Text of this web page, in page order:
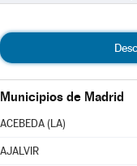
Municipios de Madrid
ACEBEDA (LA)
AJALVIR